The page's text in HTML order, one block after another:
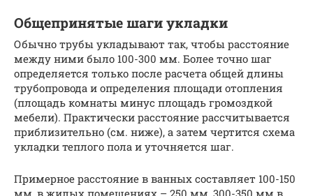
Общепринятые шаги укладки
Обычно трубы укладывают так, чтобы расстояние
между ними было 100-300 мм. Более точно шаг
определяется только после расчета общей длины
трубопровода и определения площади отопления
(площадь комнаты минус площадь громоздкой
мебели). Практически расстояние рассчитывается
приблизительно (см. ниже), а затем чертится схема
укладки теплого пола и уточняется шаг.
Примерное расстояние в ванных составляет 100-150
мм, в жилых помещениях – 250 мм, 300-350 мм в